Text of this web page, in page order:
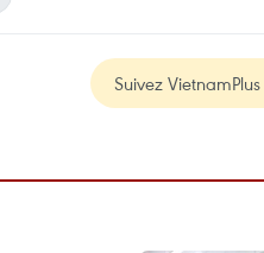
Suivez VietnamPlus